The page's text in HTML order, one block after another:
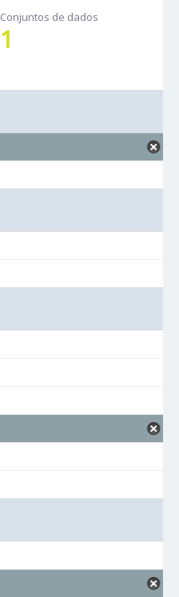
Conjuntos de dados
1